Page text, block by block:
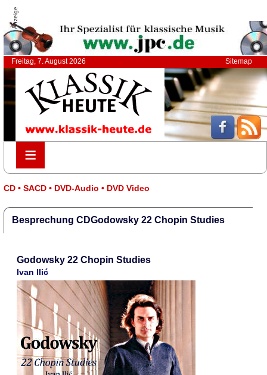
Anzeige
Freitag, 7. August 2026 Sitemap
≡
≡
CD • SACD • DVD-Audio • DVD Video
Besprechung CDGodowsky 22 Chopin Studies
Godowsky 22 Chopin Studies
Ivan Ilić